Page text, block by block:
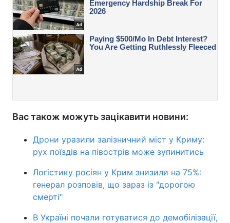
Вас також можуть зацікавити новини:
Дрони уразили залізничний міст у Криму:
рух поїздів на півострів може зупинитись
Логістику росіян у Крим знизили на 75%:
генерал розповів, що зараз із "дорогою
смерті"
В Україні почали готуватися до демобілізації,